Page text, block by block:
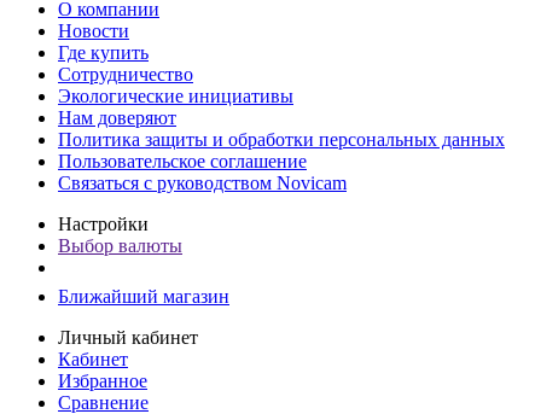
О компании
Новости
Где купить
Сотрудничество
Экологические инициативы
Нам доверяют
Политика защиты и обработки персональных данных
Пользовательское соглашение
Связаться с руководством Novicam
Настройки
Выбор валюты
Ближайший магазин
Личный кабинет
Кабинет
Избранное
Сравнение